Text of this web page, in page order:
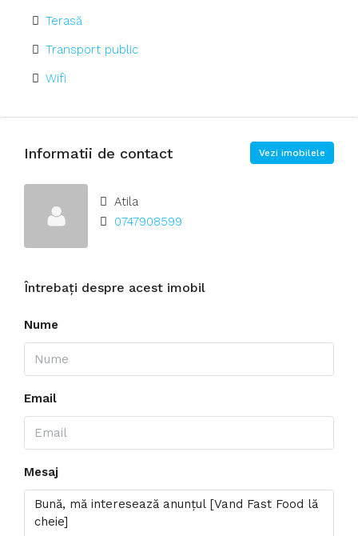
Terasă
Transport public
Wifi
Informatii de contact Vezi imobilele
Atila
0747908599
Întrebați despre acest imobil
Nume
Email
Mesaj